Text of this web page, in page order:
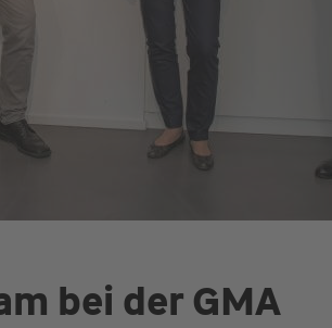
bei der GMA